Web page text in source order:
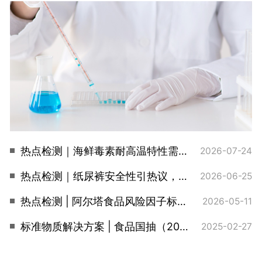
热点检测｜海鲜毒素耐高温特性需关注，阿尔塔全套标品助您合规检测 2026-07-24
热点检测｜纸尿裤安全性引热议，甲酰胺检测难题，同位素内标来破局 2026-06-25
热点检测 | 阿尔塔食品风险因子标准品，精准应对欧盟RASFF通报高频区 2026-05-11
标准物质解决方案 | 食品国抽（2025版） 2025-02-27